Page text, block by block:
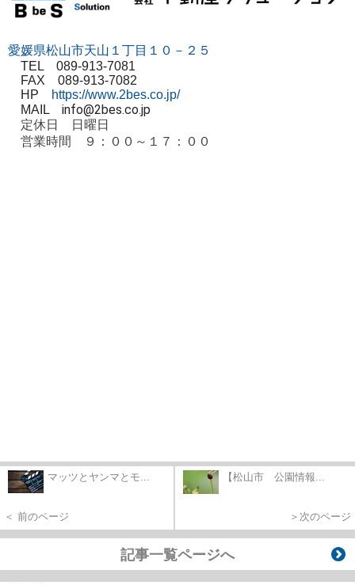
愛媛県松山市天山１丁目１０－２５
TEL 089-913-7081
FAX 089-913-7082
HP
https://www.2bes.co.jp/
MAIL info@2bes.co.jp
定休日 日曜日
営業時間 ９：００～１７：００
マッツとヤンマとモ...
＜ 前のページ
【松山市 公園情報...
＞次のページ
記事一覧ページへ